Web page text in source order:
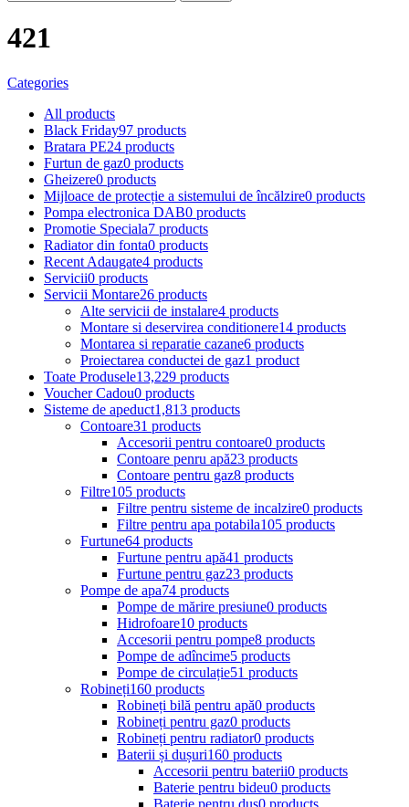
421
Categories
All products
Black Friday97 products
Bratara PE24 products
Furtun de gaz0 products
Gheizere0 products
Mijloace de protecție a sistemului de încălzire0 products
Pompa electronica DAB0 products
Promotie Speciala7 products
Radiator din fonta0 products
Recent Adaugate4 products
Servicii0 products
Servicii Montare26 products
Alte servicii de instalare4 products
Montare si deservirea conditionere14 products
Montarea si reparatie cazane6 products
Proiectarea conductei de gaz1 product
Toate Produsele13,229 products
Voucher Cadou0 products
Sisteme de apeduct1,813 products
Contoare31 products
Accesorii pentru contoare0 products
Contoare penru apă23 products
Contoare pentru gaz8 products
Filtre105 products
Filtre pentru sisteme de incalzire0 products
Filtre pentru apa potabila105 products
Furtune64 products
Furtune pentru apă41 products
Furtune pentru gaz23 products
Pompe de apa74 products
Pompe de mărire presiune0 products
Hidrofoare10 products
Accesorii pentru pompe8 products
Pompe de adîncime5 products
Pompe de circulație51 products
Robineți160 products
Robineți bilă pentru apă0 products
Robineți pentru gaz0 products
Robineți pentru radiator0 products
Baterii și dușuri160 products
Accesorii pentru baterii0 products
Baterie pentru bideu0 products
Baterie pentru duș0 products